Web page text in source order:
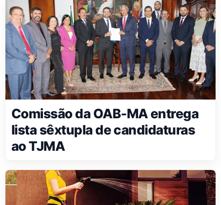
Comissão da OAB-MA entrega
lista sêxtupla de candidaturas
ao TJMA